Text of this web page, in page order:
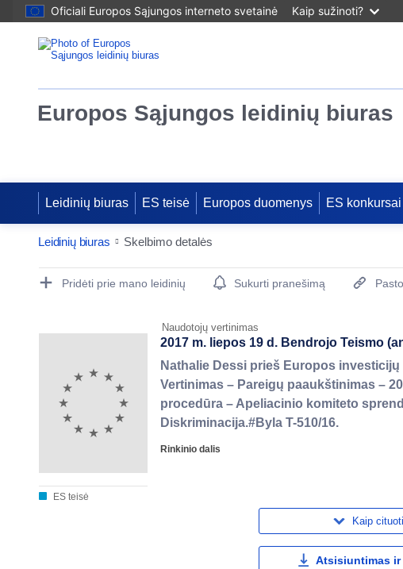
Oficiali Europos Sąjungos interneto svetainė Kaip sužinoti?
Europos Sąjungos leidinių biuras
Leidinių biuras ES teisė Europos duomenys ES konkursai
Leidinių biuras Skelbimo detalės
Publication Detail Actions Portlet
Pridėti prie mano leidinių Sukurti pranešimą
Naudotojų vertinimas
ES teisė
2017 m. liepos 19 d. Bendrojo Teismo
Nathalie Dessi prieš Europos
Vertinimas – Pareigų paaukštinimas –
procedūra – Apeliacinio komiteto
Diskriminacija.#Byla T-510/16.
Rinkinio dalis
Kaip cituoti
Atsisiuntimas ir